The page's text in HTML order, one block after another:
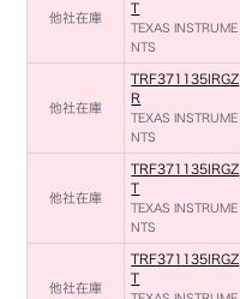
他社在庫
T
TEXAS INSTRUME
NTS
他社在庫
TRF371135IRGZ
R
TEXAS INSTRUME
NTS
他社在庫
TRF371135IRGZ
T
TEXAS INSTRUME
NTS
他社在庫
TRF371135IRGZ
T